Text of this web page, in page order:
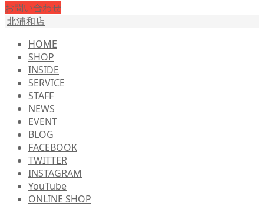
お問い合わせ
北浦和店
HOME
SHOP
INSIDE
SERVICE
STAFF
NEWS
EVENT
BLOG
FACEBOOK
TWITTER
INSTAGRAM
YouTube
ONLINE SHOP